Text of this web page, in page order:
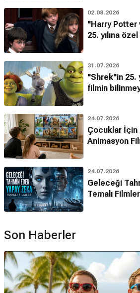
02.08.2026
"Harry Potter
25. yılına
31.07.2026
"Shrek"in 25.
filmin
24.07.2026
Çocuklar İçin
Animasyon
24.07.2026
Geleceği
Temalı Filmler
Son Haberler